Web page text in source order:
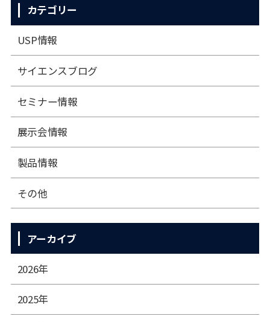
カテゴリー
USP情報
サイエンスブログ
セミナー情報
展⽰会情報
製品情報
その他
アーカイブ
2026年
2025年